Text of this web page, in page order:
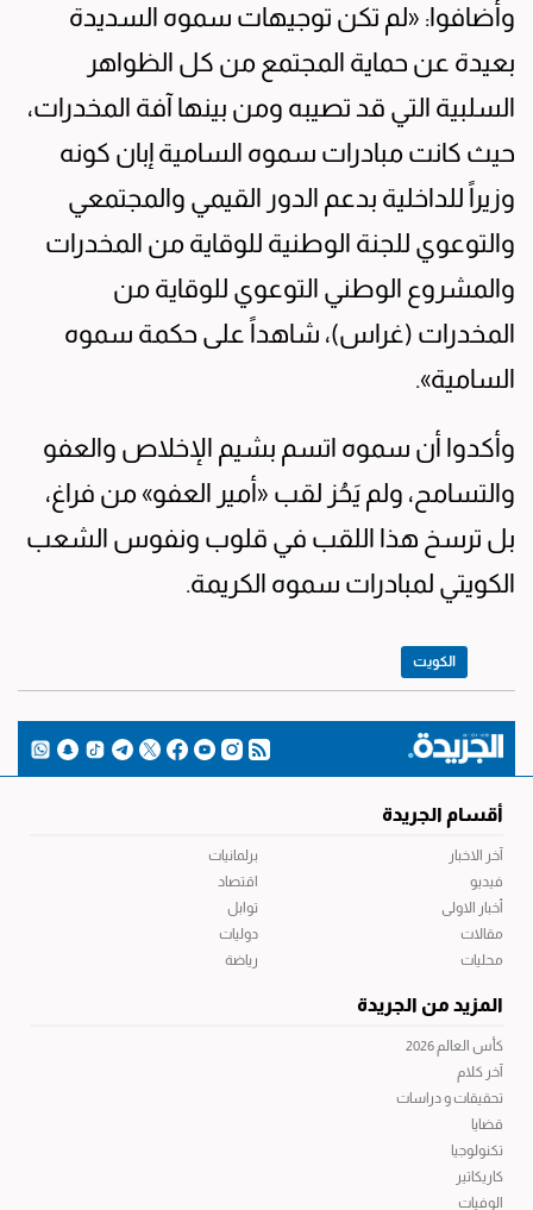
وأضافوا: «لم تكن توجيهات سموه السديدة
بعيدة عن حماية المجتمع من كل الظواهر
السلبية التي قد تصيبه ومن بينها آفة المخدرات،
حيث كانت مبادرات سموه السامية إبان كونه
وزيراً للداخلية بدعم الدور القيمي والمجتمعي
والتوعوي للجنة الوطنية للوقاية من المخدرات
والمشروع الوطني التوعوي للوقاية من
المخدرات (غراس)، شاهداً على حكمة سموه
السامية».
وأكدوا أن سموه اتسم بشيم الإخلاص والعفو
والتسامح، ولم يَحُز لقب «أمير العفو» من فراغ،
بل ترسخ هذا اللقب في قلوب ونفوس الشعب
الكويتي لمبادرات سموه الكريمة.
الكويت
أقسام الجريدة
آخر الاخبار
فيديو
أخبار الاولى
مقالات
محليات
برلمانيات
اقتصاد
توابل
دوليات
رياضة
المزيد من الجريدة
كأس العالم 2026
آخر كلام
تحقيقات و دراسات
قضايا
تكنولوجيا
كاريكاتير
الوفيات